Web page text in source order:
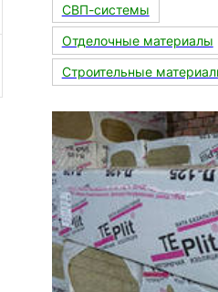
СВП-системы
Отделочные материалы
Строительные